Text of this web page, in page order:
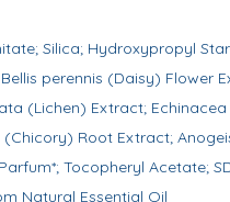
Silica; Hydroxypropyl
perennis (Daisy) Flower
(Lichen) Extract;
Root Extract;
Tocopheryl Acetate;
Natural Essential Oil